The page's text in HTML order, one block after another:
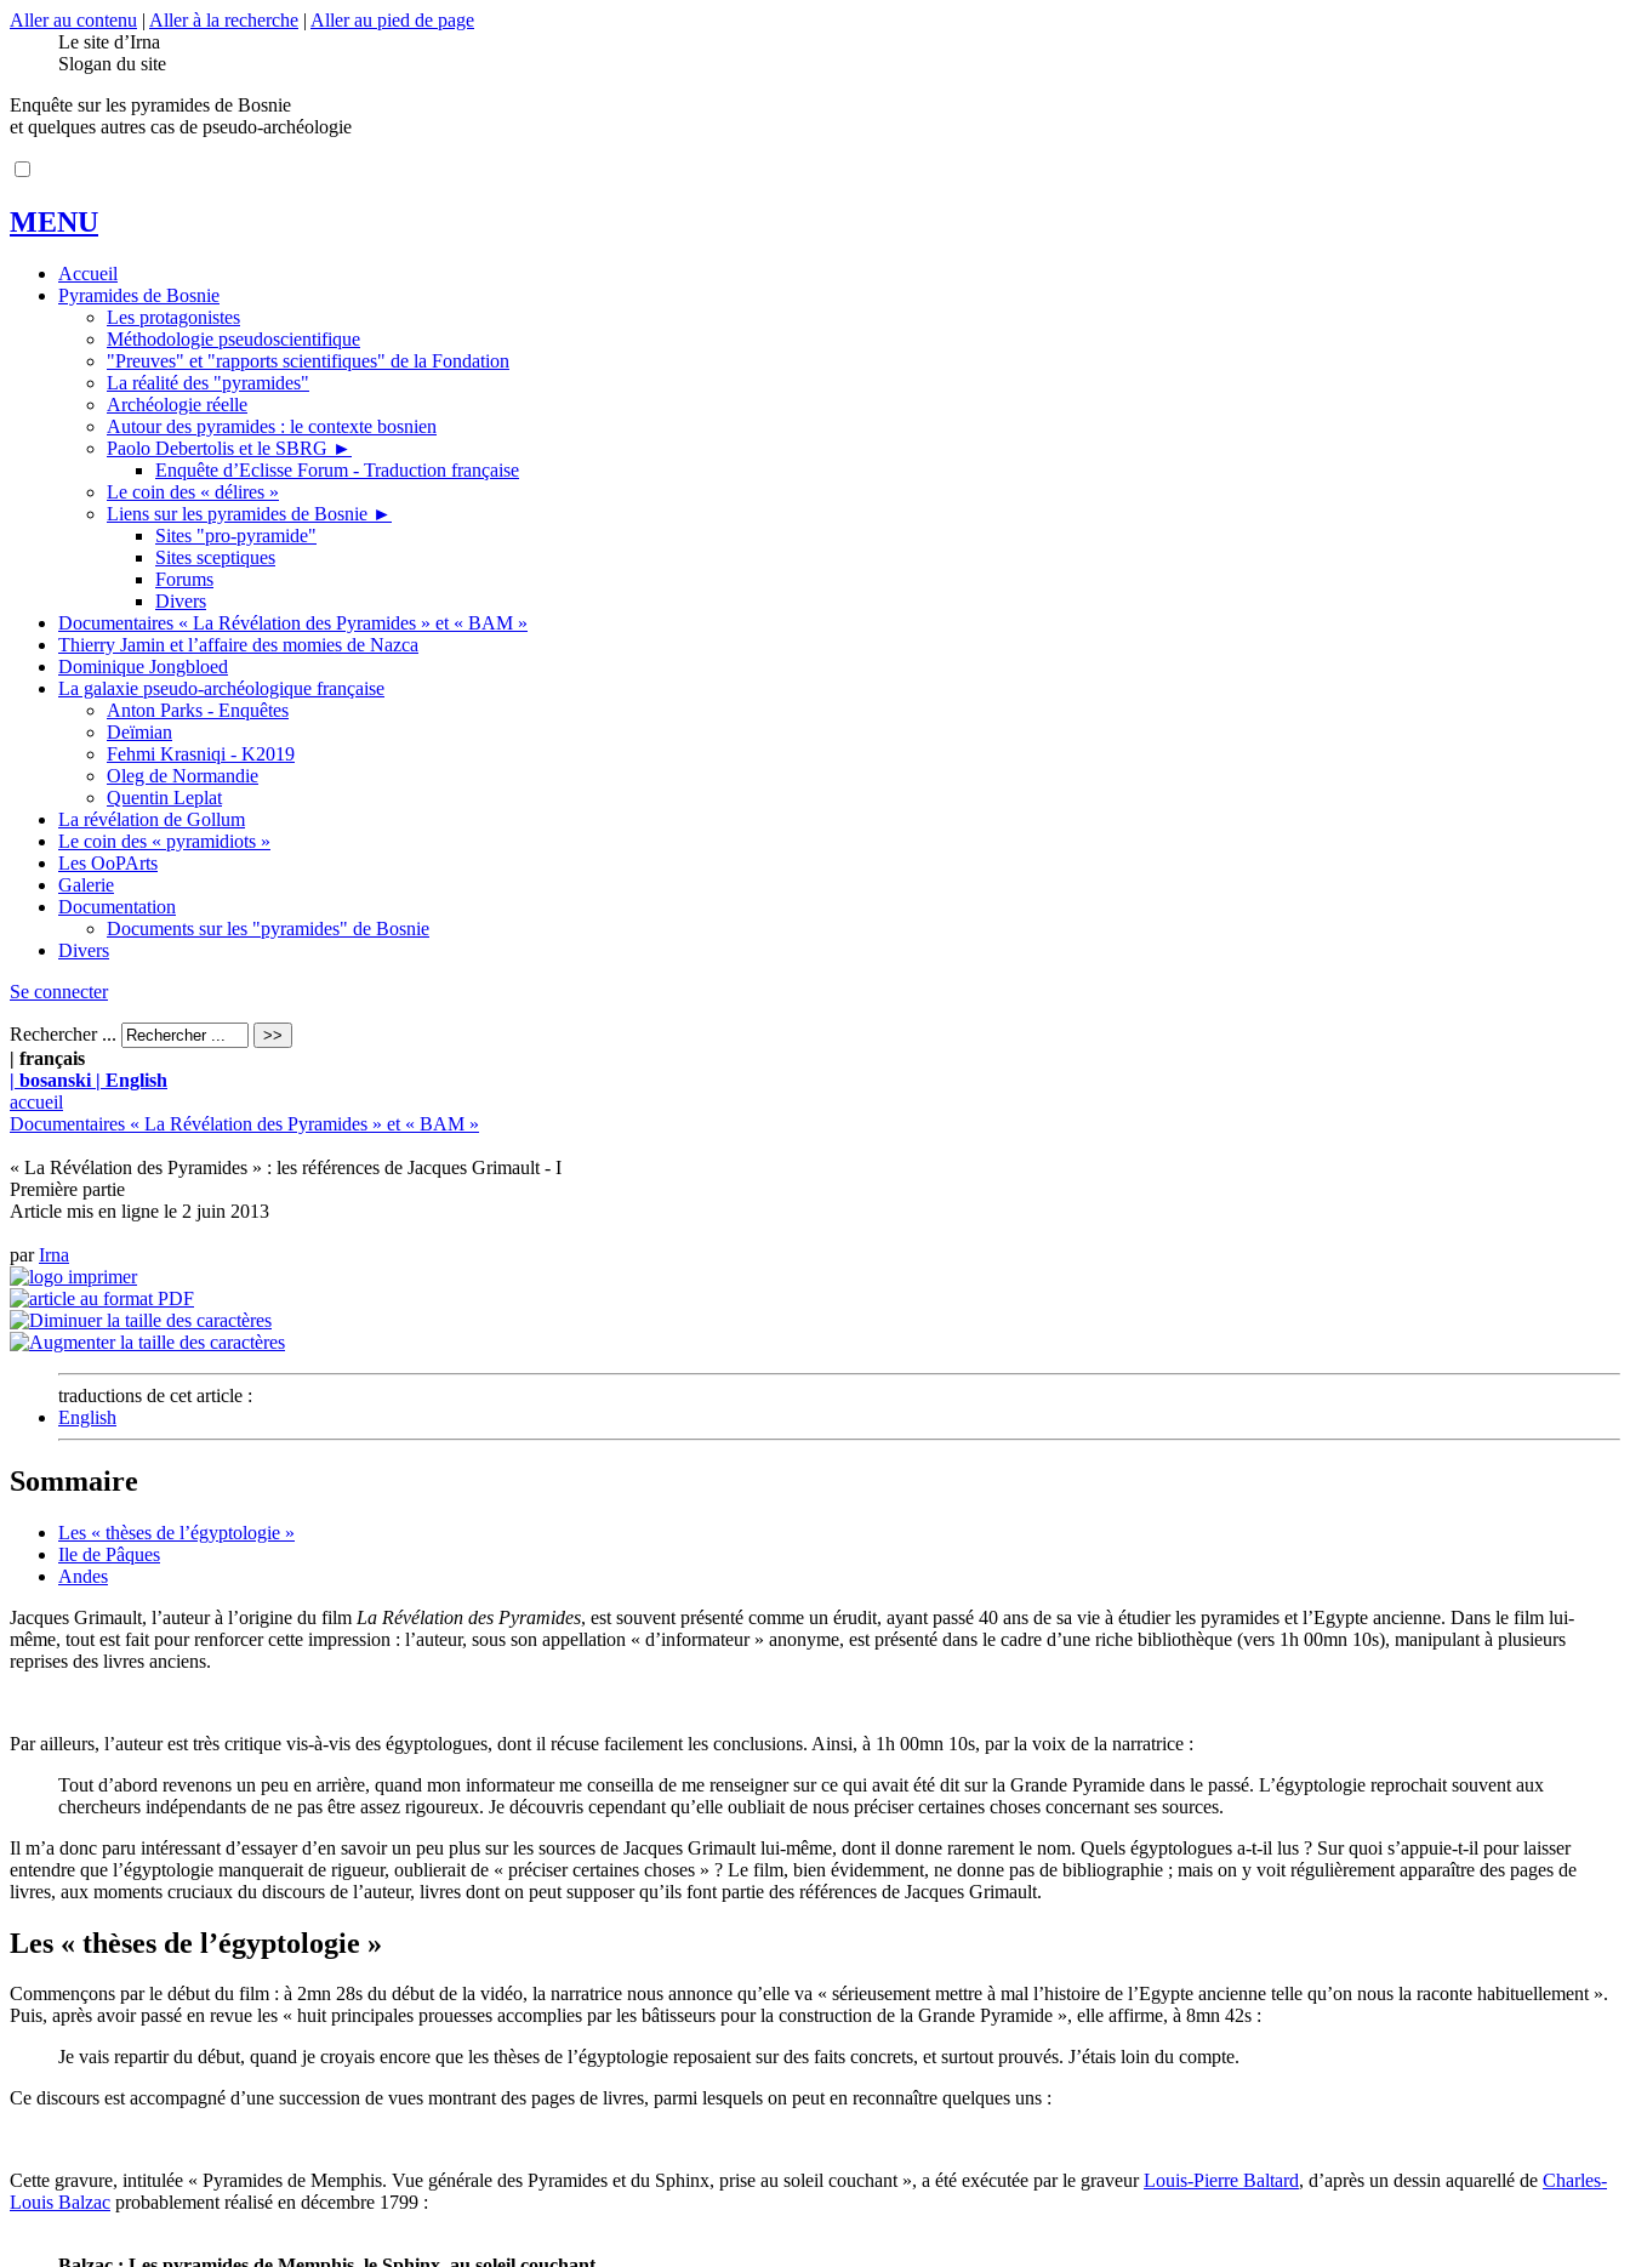
Aller au contenu | Aller à la recherche | Aller au pied de page
Le site d’Irna
Slogan du site
Enquête sur les pyramides de Bosnie
et quelques autres cas de pseudo-archéologie
MENU
Accueil
Pyramides de Bosnie
Les protagonistes
Méthodologie pseudoscientifique
"Preuves" et "rapports scientifiques" de la Fondation
La réalité des "pyramides"
Archéologie réelle
Autour des pyramides : le contexte bosnien
Paolo Debertolis et le SBRG ►
Enquête d’Eclisse Forum - Traduction française
Le coin des « délires »
Liens sur les pyramides de Bosnie ►
Sites "pro-pyramide"
Sites sceptiques
Forums
Divers
Documentaires « La Révélation des Pyramides » et « BAM »
Thierry Jamin et l’affaire des momies de Nazca
Dominique Jongbloed
La galaxie pseudo-archéologique française
Anton Parks - Enquêtes
Deïmian
Fehmi Krasniqi - K2019
Oleg de Normandie
Quentin Leplat
La révélation de Gollum
Le coin des « pyramidiots »
Les OoPArts
Galerie
Documentation
Documents sur les "pyramides" de Bosnie
Divers
Se connecter
Rechercher ...
| français
| bosanski | English
accueil
Documentaires « La Révélation des Pyramides » et « BAM »
« La Révélation des Pyramides » : les références de Jacques Grimault - I
Première partie
Article mis en ligne le 2 juin 2013
parIrna
traductions de cet article :
English
Sommaire
Les « thèses de l’égyptologie »
Ile de Pâques
Andes
Jacques Grimault, l’auteur à l’origine du film La Révélation des Pyramides, est souvent présenté comme un érudit, ayant passé 40 ans de sa vie à étudier les pyramides et l’Egypte ancienne. Dans le film lui-
même, tout est fait pour renforcer cette impression : l’auteur, sous son appellation « d’informateur » anonyme, est présenté dans le cadre d’une riche bibliothèque (vers 1h 00mn 10s), manipulant à plusieurs
reprises des livres anciens.
Par ailleurs, l’auteur est très critique vis-à-vis des égyptologues, dont il récuse facilement les conclusions. Ainsi, à 1h 00mn 10s, par la voix de la narratrice :
Tout d’abord revenons un peu en arrière, quand mon informateur me conseilla de me renseigner sur ce qui avait été dit sur la Grande Pyramide dans le passé. L’égyptologie reprochait souvent aux
chercheurs indépendants de ne pas être assez rigoureux. Je découvris cependant qu’elle oubliait de nous préciser certaines choses concernant ses sources.
Il m’a donc paru intéressant d’essayer d’en savoir un peu plus sur les sources de Jacques Grimault lui-même, dont il donne rarement le nom. Quels égyptologues a-t-il lus ? Sur quoi s’appuie-t-il pour laisser
entendre que l’égyptologie manquerait de rigueur, oublierait de « préciser certaines choses » ? Le film, bien évidemment, ne donne pas de bibliographie ; mais on y voit régulièrement apparaître des pages de
livres, aux moments cruciaux du discours de l’auteur, livres dont on peut supposer qu’ils font partie des références de Jacques Grimault.
Les « thèses de l’égyptologie »
Commençons par le début du film : à 2mn 28s du début de la vidéo, la narratrice nous annonce qu’elle va « sérieusement mettre à mal l’histoire de l’Egypte ancienne telle qu’on nous la raconte habituellement ».
Puis, après avoir passé en revue les « huit principales prouesses accomplies par les bâtisseurs pour la construction de la Grande Pyramide », elle affirme, à 8mn 42s :
Je vais repartir du début, quand je croyais encore que les thèses de l’égyptologie reposaient sur des faits concrets, et surtout prouvés. J’étais loin du compte.
Ce discours est accompagné d’une succession de vues montrant des pages de livres, parmi lesquels on peut en reconnaître quelques uns :
Cette gravure, intitulée « Pyramides de Memphis. Vue générale des Pyramides et du Sphinx, prise au soleil couchant », a été exécutée par le graveurLouis-Pierre Baltard, d’après un dessin aquarellé de Charles-
Louis Balzac probablement réalisé en décembre 1799 :